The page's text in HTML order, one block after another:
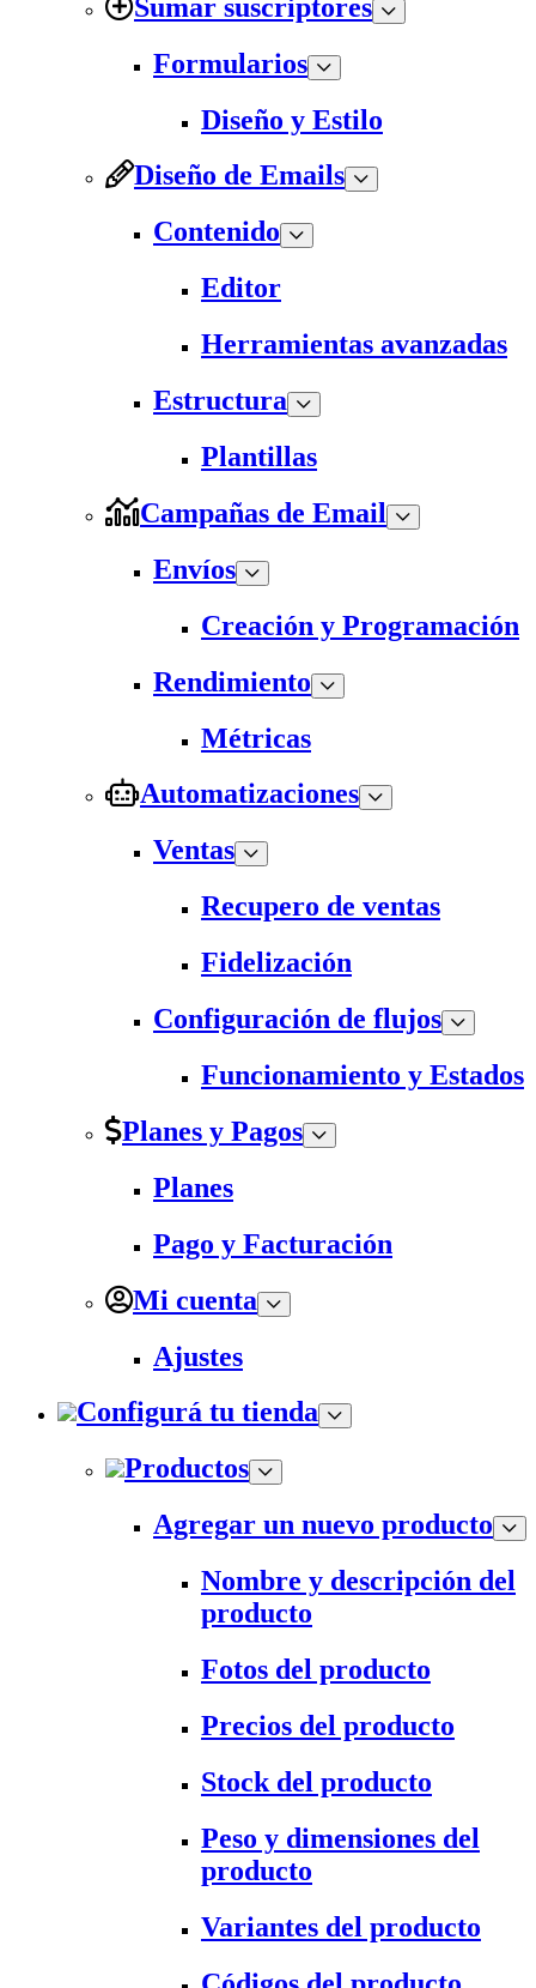
Sumar suscriptores
Formularios
Diseño y Estilo
Diseño de Emails
Contenido
Editor
Herramientas avanzadas
Estructura
Plantillas
Campañas de Email
Envíos
Creación y Programación
Rendimiento
Métricas
Automatizaciones
Ventas
Recupero de ventas
Fidelización
Configuración de flujos
Funcionamiento y Estados
Planes y Pagos
Planes
Pago y Facturación
Mi cuenta
Ajustes
Configurá tu tienda
Productos
Agregar un nuevo producto
Nombre y descripción del
producto
Fotos del producto
Precios del producto
Stock del producto
Peso y dimensiones del
producto
Variantes del producto